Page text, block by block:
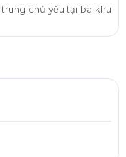
chủ yếu tại ba khu